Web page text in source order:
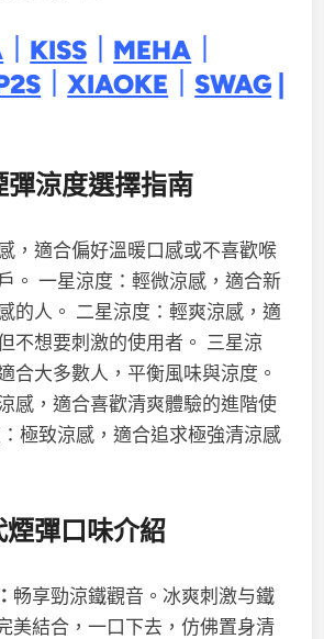
KISS MEHA
｜XIAOKE ｜SWAG|
彈涼度選擇指南
，適合偏好溫暖口感或不喜歡喉
。 一星涼度：輕微涼感，適合新
的人。 二星涼度：輕爽涼感，適
不想要刺激的使用者。 三星涼
合大多數人，平衡風味與涼度。
感，適合喜歡清爽體驗的進階使
極致涼感，適合追求極強清涼感
煙彈口味介紹
畅享勁涼鐵觀音。冰爽刺激与鐵
美結合，一口下去，仿佛置身清